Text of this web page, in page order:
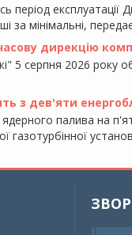
період
за мінімальні,
дирекцію
5 серпня 2026 року
з дев'яти
палива на
газотурбінної